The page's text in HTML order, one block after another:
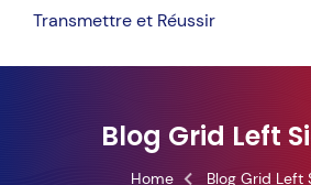
Transmettre et Réussir
Blog Grid Left
Home Blog Grid Left